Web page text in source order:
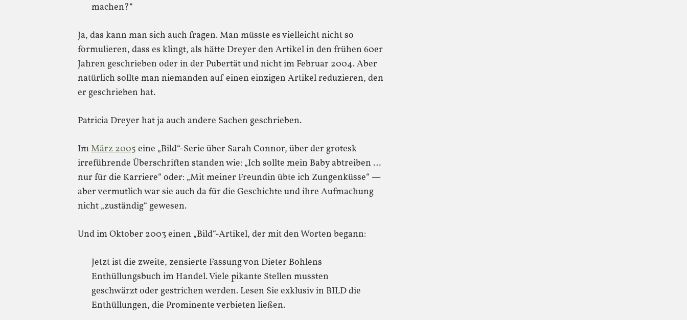
machen?“
Ja, das kann man sich auch fragen. Man müsste es vielleicht nicht so
formulieren, dass es klingt, als hätte Dreyer den Artikel in den frühen 60er
Jahren geschrieben oder in der Pubertät und nicht im Februar 2004. Aber
natürlich sollte man niemanden auf einen einzigen Artikel reduzieren, den
er geschrieben hat.
Patricia Dreyer hat ja auch andere Sachen geschrieben.
ImMärz 2005 eine „Bild“-Serie über Sarah Connor, über der grotesk
irreführende Überschriften standen wie: „Ich sollte mein Baby abtreiben …
nur für die Karriere“ oder: „Mit meiner Freundin übte ich Zungenküsse“ —
aber vermutlich war sie auch da für die Geschichte und ihre Aufmachung
nicht „zuständig“ gewesen.
Und im Oktober 2003 einen „Bild“-Artikel, der mit den Worten begann:
Jetzt ist die zweite, zensierte Fassung von Dieter Bohlens
Enthüllungsbuch im Handel. Viele pikante Stellen mussten
geschwärzt oder gestrichen werden. Lesen Sie exklusiv in BILD die
Enthüllungen, die Prominente verbieten ließen.